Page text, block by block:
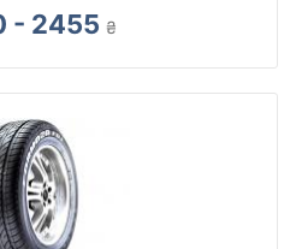
- 2455 ₴